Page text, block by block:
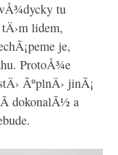
tu
lidem,
je,
ProtoÅ¾e
ÃºplnÄ› jinÃ¡
dokonalÃ½ a